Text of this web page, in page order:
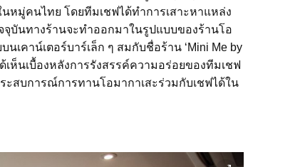
หมู่คนไทย โดยทีมเชฟได้ทำการเสาะหาแหล่ง
บันทางร้านจะทำออกมาในรูปแบบของร้านโอ
เคาน์เตอร์บาร์เล็ก ๆ สมกับชื่อร้าน ‘Mini Me by
เห็นเบื้องหลังการรังสรรค์ความอร่อยของทีมเชฟ
สบการณ์การทานโอมากาเสะร่วมกับเชฟได้ใน